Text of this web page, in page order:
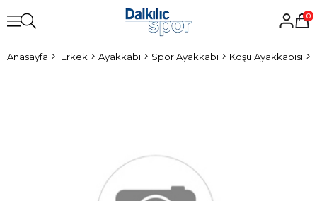
0
Anasayfa Erkek Ayakkabı Spor Ayakkabı Koşu Ayakkabısı